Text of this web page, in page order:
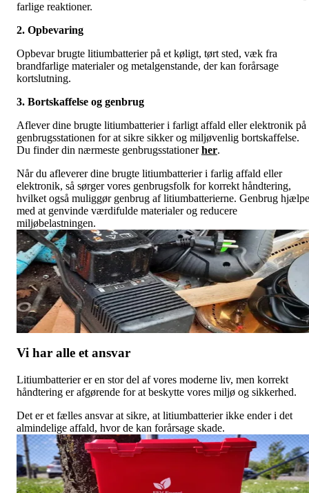
farlige reaktioner.
2. Opbevaring
Opbevar brugte litiumbatterier på et køligt, tørt sted, væk fra
brandfarlige materialer og metalgenstande, der kan forårsage
kortslutning.
3. Bortskaffelse og genbrug
Aflever dine brugte litiumbatterier i farligt affald eller elektronik på
genbrugsstationen for at sikre sikker og miljøvenlig bortskaffelse.
Du finder din nærmeste genbrugsstationerher.
Når du afleverer dine brugte litiumbatterier i farlig affald eller
elektronik, så sørger vores genbrugsfolk for korrekt håndtering,
hvilket også muliggør genbrug af litiumbatterierne. Genbrug
med at genvinde værdifulde materialer og reducere
miljøbelastningen.
Vi har alle et ansvar
Litiumbatterier er en stor del af vores moderne liv, men korrekt
håndtering er afgørende for at beskytte vores miljø og sikkerhed.
Det er et fælles ansvar at sikre, at litiumbatterier ikke ender i det
almindelige affald, hvor de kan forårsage skade.